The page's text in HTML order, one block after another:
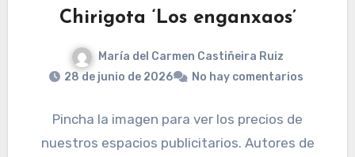
Chirigota ‘Los enganxaos’
María del Carmen Castiñeira Ruiz
28 de junio de 2026
No hay comentarios
Pincha la imagen para ver los precios de
nuestros espacios publicitarios. Autores de